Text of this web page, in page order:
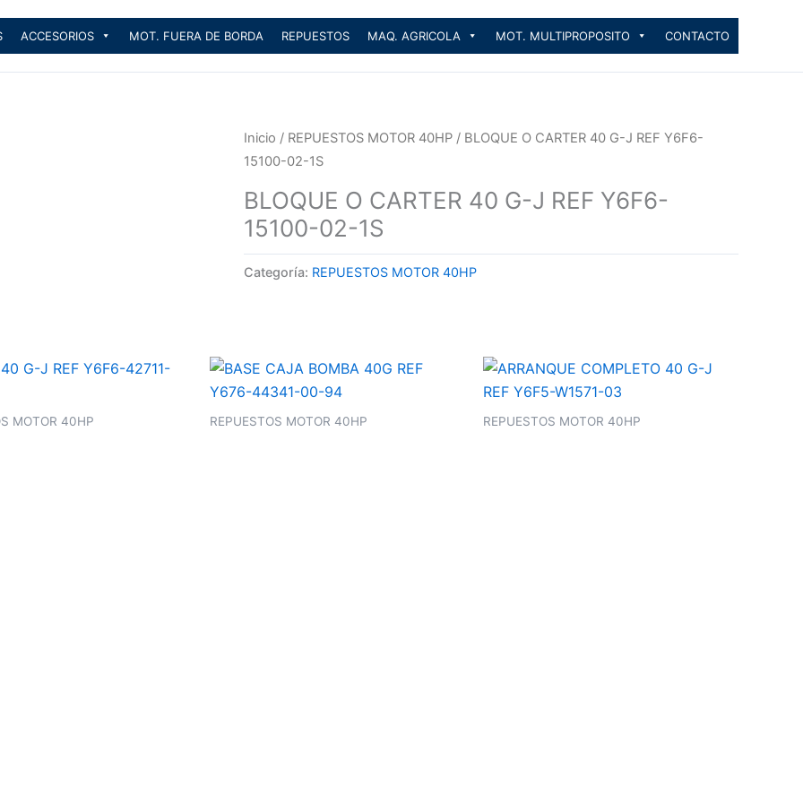
ACCESORIOS MOT. FUERA DE BORDA REPUESTOS MAQ. AGRICOLA MOT. MULTIPROPOSITO CONTACTO
Inicio / REPUESTOS MOTOR 40HP / BLOQUE O CARTER 40 G-J REF Y6F6-
15100-02-1S
BLOQUE O CARTER 40 G-J REF Y6F6-
15100-02-1S
Categoría: REPUESTOS MOTOR 40HP
MOTOR 40HP REPUESTOS MOTOR 40HP REPUESTOS MOTOR 40HP